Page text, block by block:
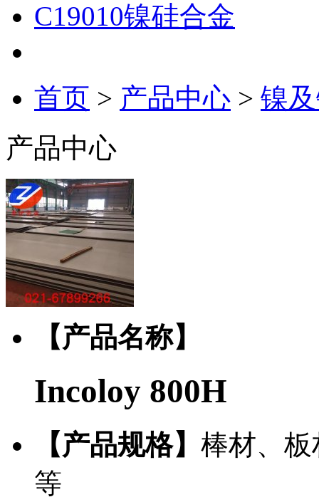
C19010镍硅合金
首页 > 产品中心 > 镍
产品中心
【产品名称】
Incoloy 800H
【产品规格】 棒材、
等